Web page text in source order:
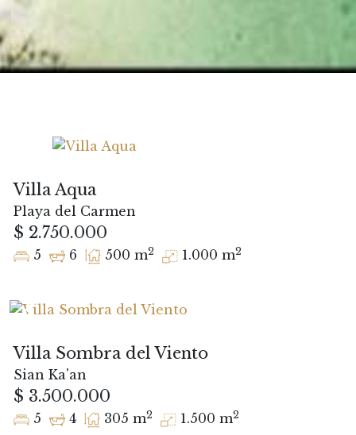
Villa Aqua
Playa del Carmen
$ 2.750.000
5 6 500 m2 1.000 m2
Villa Sombra del Viento
Sian Ka'an
$ 3.500.000
5 4 305 m2 1.500 m2